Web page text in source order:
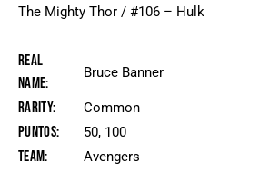
The Mighty Thor / #106 – Hulk
Real
Name
Bruce Banner
Rarity Common
Puntos 50, 100
Team Avengers